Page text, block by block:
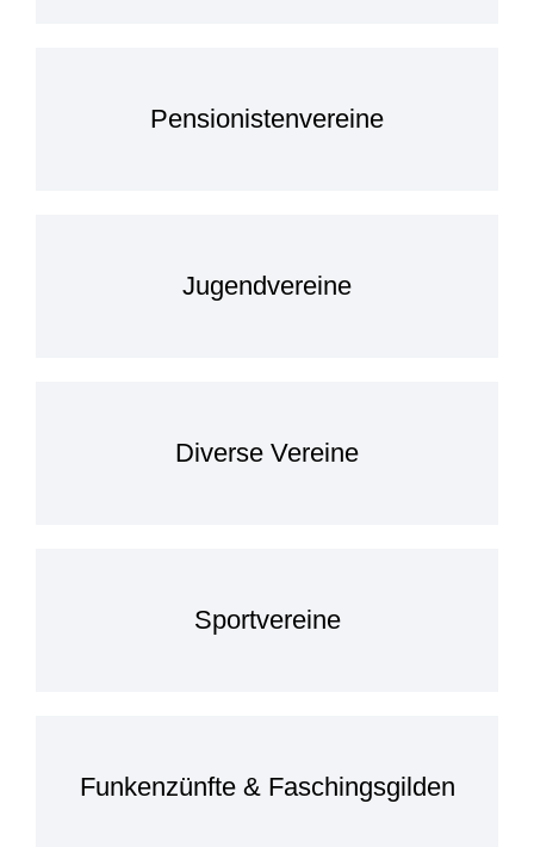
Pensionistenvereine
Jugendvereine
Diverse Vereine
Sportvereine
Funkenzünfte & Faschingsgilden